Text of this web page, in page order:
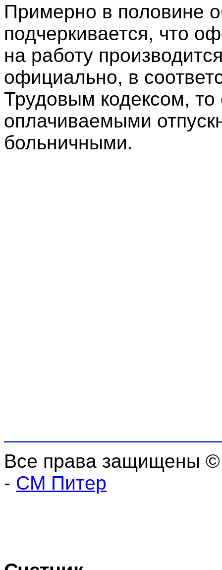
Примерно в половине
подчеркивается, что
на работу
официально, в
Трудовым кодексом, то
оплачиваемыми
больничными.
Все права защищены
- СМ Питер